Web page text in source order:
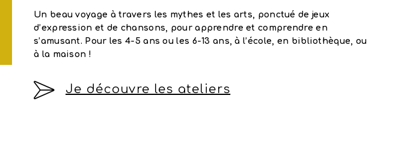
Un beau voyage à travers les mythes et les arts, ponctué de jeux
d’expression et de chansons, pour apprendre et comprendre en
s’amusant. Pour les 4-5 ans ou les 6-13 ans, à l’école, en bibliothèque, ou
à la maison !
Je découvre les ateliers